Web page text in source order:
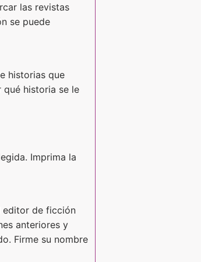
las revistas
se puede
historias que
qué historia se le
Imprima la
editor de ficción
anteriores y
Firme su nombre